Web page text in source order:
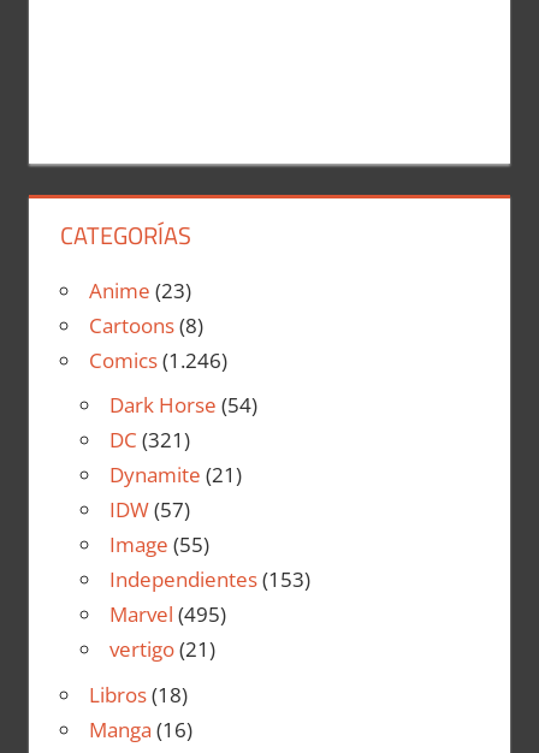
CATEGORÍAS
Anime (23)
Cartoons(8)
Comics(1.246)
Dark Horse (54)
DC (321)
Dynamite (21)
IDW(57)
Image (55)
Independientes(153)
Marvel (495)
vertigo(21)
Libros(18)
Manga (16)